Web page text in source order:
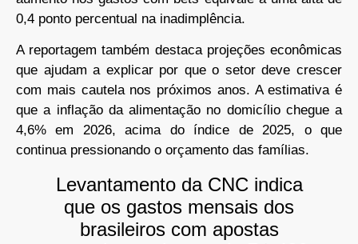
0,4 ponto percentual na inadimplência.
A reportagem também destaca projeções econômicas
que ajudam a explicar por que o setor deve crescer
com mais cautela nos próximos anos. A estimativa é
que a inflação da alimentação no domicílio chegue a
4,6% em 2026, acima do índice de 2025, o que
continua pressionando o orçamento das famílias.
Levantamento da CNC indica
que os gastos mensais dos
brasileiros com apostas